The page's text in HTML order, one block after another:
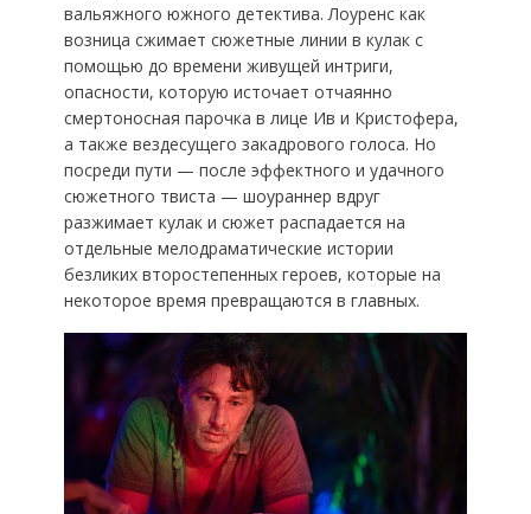
вальяжного южного детектива. Лоуренс как
возница сжимает сюжетные линии в кулак с
помощью до времени живущей интриги,
опасности, которую источает отчаянно
смертоносная парочка в лице Ив и Кристофера,
а также вездесущего закадрового голоса. Но
посреди пути — после эффектного и удачного
сюжетного твиста — шоураннер вдруг
разжимает кулак и сюжет распадается на
отдельные мелодраматические истории
безликих второстепенных героев, которые на
некоторое время превращаются в главных.